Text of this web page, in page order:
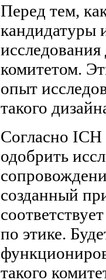
Перед тем,
кандидатуры
комитетом.
опыт
такого
Согласно ICH
одобрить
созданный
по этике.
такого